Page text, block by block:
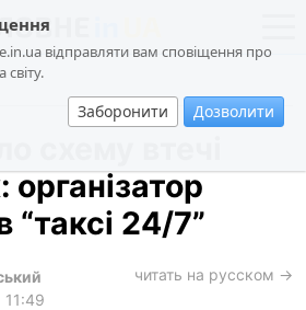
відправляти вам сповіщення про
світу.
Заборонити Дозволити
суспільство
події
кримінал
схему втечі
організатор
“таксі 24/7”
11:49
читать на русском →